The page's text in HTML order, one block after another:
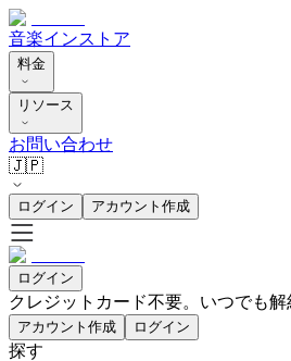
音楽インストア
料金
リソース
お問い合わせ
🇯🇵
ログイン アカウント作成
ログイン
クレジットカード不要。いつでも解
アカウント作成 ログイン
探す